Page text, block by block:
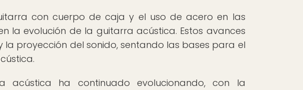
con cuerpo de caja y el uso de acero en las
la evolución de la guitarra acústica. Estos avances
proyección del sonido, sentando las bases para el
ha continuado evolucionando, con la